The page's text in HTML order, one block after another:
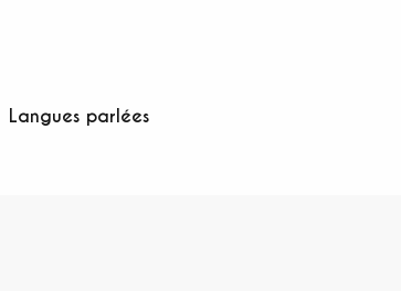
Langues parlées
Langues parlées